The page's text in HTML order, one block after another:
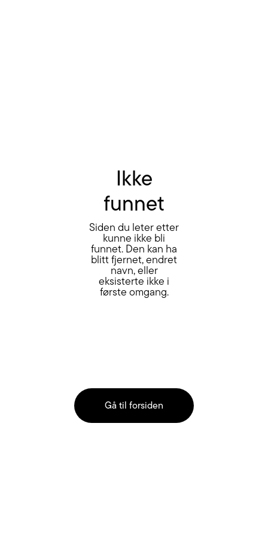
Ikke
funnet
Siden du leter etter
kunne ikke bli
funnet. Den kan ha
blitt fjernet, endret
navn, eller
eksisterte ikke i
første omgang.
Gå til forsiden